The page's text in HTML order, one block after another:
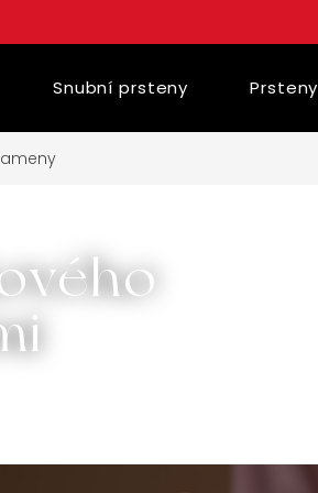
Snubní prsteny Prsteny